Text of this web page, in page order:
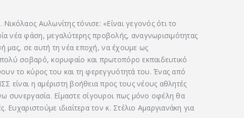
Αυλωνίτης τόνισε: «Είναι γεγονός ότι το
νέα φάση, μεγαλύτερης προβολής, αναγνωρισιμότητας
μας, σε αυτή τη νέα εποχή, να έχουμε ως
σοβαρό, κορυφαίο και πρωτοπόρο εκπαιδευτικό
το κύρος του και τη φερεγγυότητά του. Ένας από
είναι η αμέριστη βοήθεια προς τους νέους αθλητές
συνεργασία. Είμαστε σίγουροι πως μόνο οφέλη θα
Ευχαριστούμε ιδιαίτερα τον κ. Στέλιο Αμαργιανάκη για